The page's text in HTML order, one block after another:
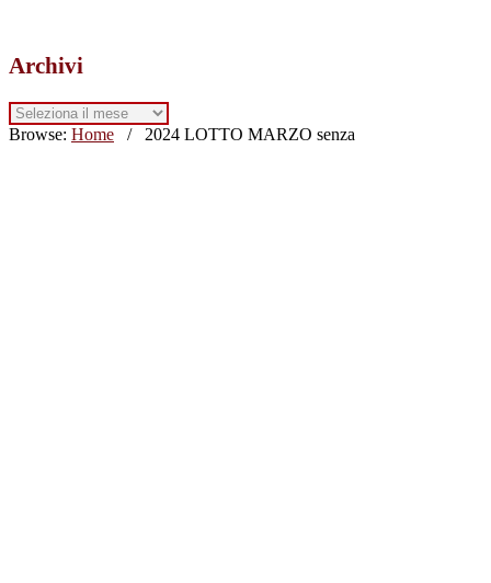
Archivi
Archivi
Browse: Home / 2024 LOTTO MARZO senza